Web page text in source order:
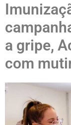
a gripe,
com